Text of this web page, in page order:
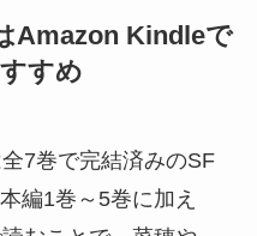
Amazon Kindleで
すめ
7巻で完結済みのSF
編1巻～5巻に加え